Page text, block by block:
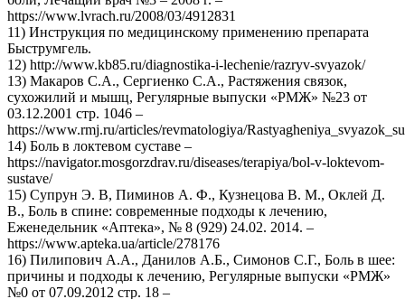
https://www.lvrach.ru/2008/03/4912831
11) Инструкция по медицинскому применению препарата
Быструмгель.
12) http://www.kb85.ru/diagnostika-i-lechenie/razryv-svyazok/
13) Макаров С.А., Сергиенко С.А., Растяжения связок,
сухожилий и мышц, Регулярные выпуски «РМЖ» №23 от
03.12.2001 стр. 1046 –
https://www.rmj.ru/articles/revmatologiya/
14) Боль в локтевом суставе –
https://navigator.mosgorzdrav.ru/diseases/terapiya/bol-v-loktevom-
sustave/
15) Супрун Э. В, Пиминов А. Ф., Кузнецова В. М., Оклей Д.
В., Боль в спине: современные подходы к лечению,
Еженедельник «Аптека», № 8 (929) 24.02. 2014. –
https://www.apteka.ua/article/278176
16) Пилипович А.А., Данилов А.Б., Симонов С.Г., Боль в шее:
причины и подходы к лечению, Регулярные выпуски «РМЖ»
№0 от 07.09.2012 стр. 18 –